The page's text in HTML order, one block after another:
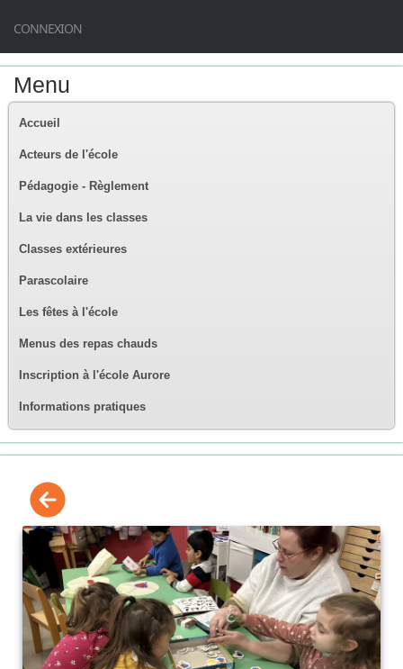
CONNEXION
Menu
Accueil
Acteurs de l'école
Pédagogie - Règlement
La vie dans les classes
Classes extérieures
Parascolaire
Les fêtes à l'école
Menus des repas chauds
Inscription à l'école Aurore
Informations pratiques